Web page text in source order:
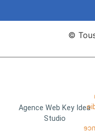
©
Agence Web Key Idea
Studio